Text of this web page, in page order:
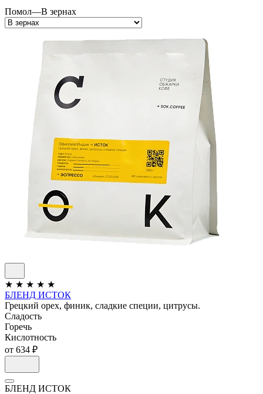
Помол—В зернах
★ ★ ★ ★ ★
БЛЕНД ИСТОК
Грецкий орех, финик, сладкие специи, цитрусы.
Сладость
Горечь
Кислотность
от 634 ₽
БЛЕНД ИСТОК